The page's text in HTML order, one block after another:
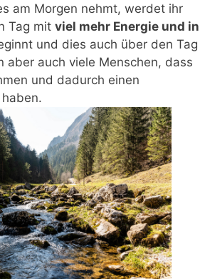
am Morgen nehmt, werdet ihr
Tag mit viel mehr Energie und in
und dies auch über den Tag
aber auch viele Menschen, dass
und dadurch einen